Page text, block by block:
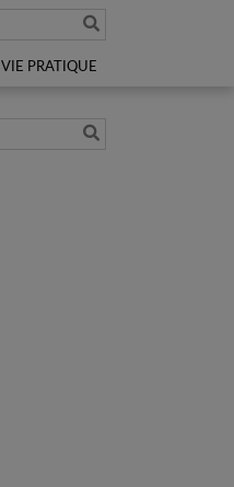
VIE PRATIQUE